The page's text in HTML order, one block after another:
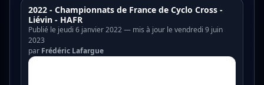
2022 - Championnats de France de Cyclo Cross -
Liévin - HAFR
Publié le jeudi 6 janvier 2022 — mis à jour le vendredi 9 juin
2023
par Frédéric Lafargue